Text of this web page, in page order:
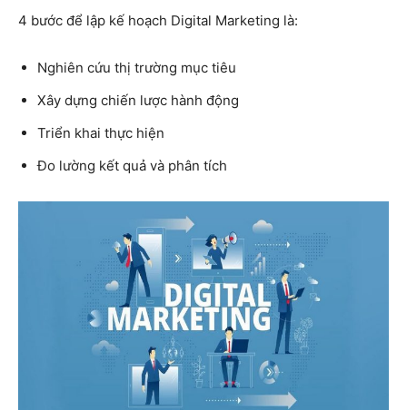
4 bước để lập kế hoạch Digital Marketing là:
Nghiên cứu thị trường mục tiêu
Xây dựng chiến lược hành động
Triển khai thực hiện
Đo lường kết quả và phân tích